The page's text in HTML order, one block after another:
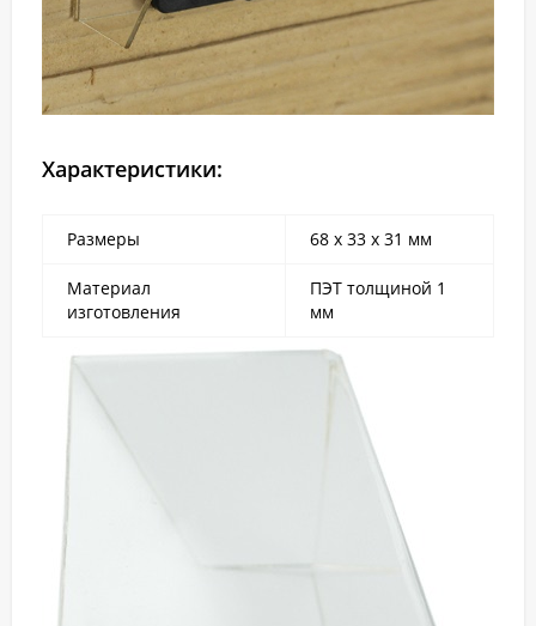
Характеристики:
Размеры 68 х 33 х 31 мм
Материал
изготовления
ПЭТ толщиной 1
мм